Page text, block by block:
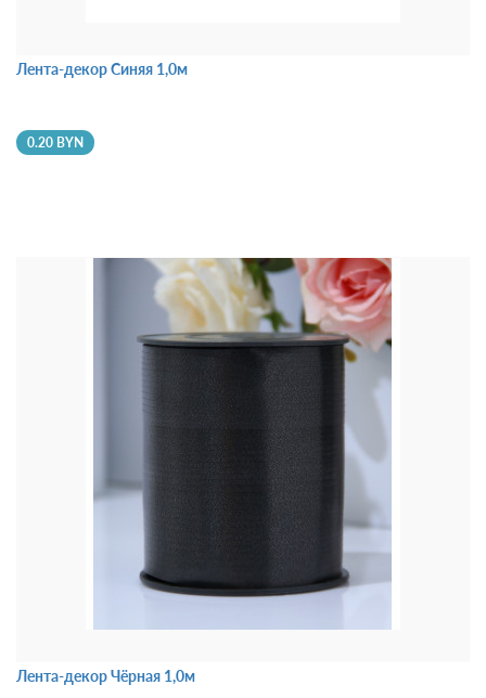
Лента-декор Синяя 1,0м
0.20 BYN
Лента-декор Чёрная 1,0м